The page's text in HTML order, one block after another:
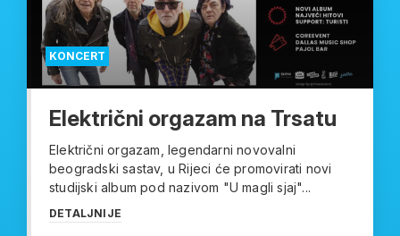
KONCERT
Električni orgazam na Trsatu
Električni orgazam, legendarni novovalni
beogradski sastav, u Rijeci će promovirati novi
studijski album pod nazivom "U magli sjaj"...
DETALJNIJE